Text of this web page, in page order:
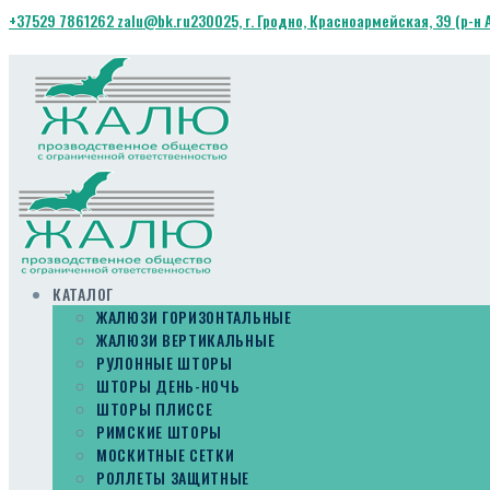
+37529 7861262zalu@bk.ru230025, г. Гродно, Красноармейская, 39 (р-н
КАТАЛОГ
ЖАЛЮЗИ ГОРИЗОНТАЛЬНЫЕ
ЖАЛЮЗИ ВЕРТИКАЛЬНЫЕ
РУЛОННЫЕ ШТОРЫ
ШТОРЫ ДЕНЬ-НОЧЬ
ШТОРЫ ПЛИССЕ
РИМСКИЕ ШТОРЫ
МОСКИТНЫЕ СЕТКИ
РОЛЛЕТЫ ЗАЩИТНЫЕ